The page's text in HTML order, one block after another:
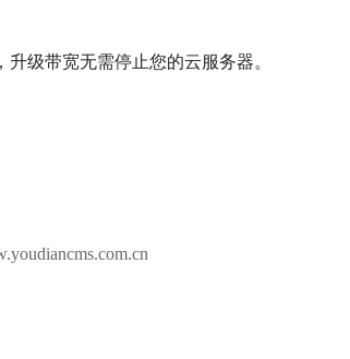
级带宽无需停止您的云服务器。